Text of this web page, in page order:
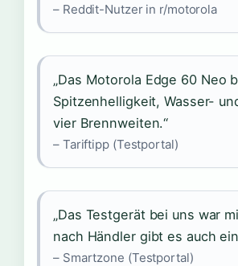
– Reddit-Nutzer in r/motorola
„Das Motorola Edge 60 Neo
Spitzenhelligkeit, Wasser-
vier Brennweiten.“
– Tariftipp (Testportal)
„Das Testgerät bei uns war
nach Händler gibt es auch
– Smartzone (Testportal)